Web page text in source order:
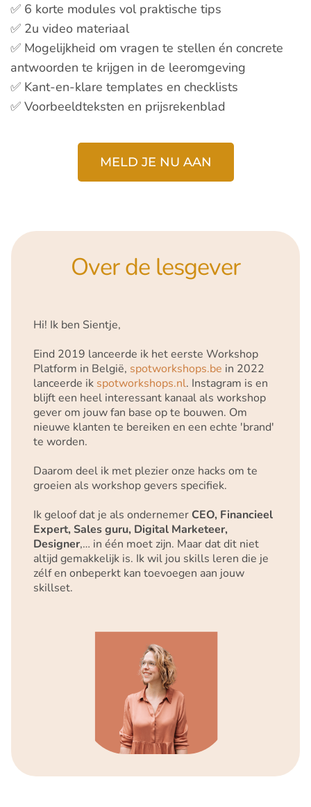
✅ 6 korte modules vol praktische tips
✅ 2u video materiaal
✅ Mogelijkheid om vragen te stellen én concrete
antwoorden te krijgen in de leeromgeving
✅ Kant-en-klare templates en checklists
✅ Voorbeeldteksten en prijsrekenblad
MELD JE NU AAN
Over de lesgever
Hi! Ik ben Sientje,
Eind 2019 lanceerde ik het eerste Workshop
Platform in België, spotworkshops.be in 2022
lanceerde ik spotworkshops.nl. Instagram is en
blijft een heel interessant kanaal als workshop
gever om jouw fan base op te bouwen. Om
nieuwe klanten te bereiken en een echte 'brand'
te worden.
Daarom deel ik met plezier onze hacks om te
groeien als workshop gevers specifiek.
Ik geloof dat je als ondernemer CEO, Financieel
Expert, Sales guru, Digital Marketeer,
Designer,… in één moet zijn. Maar dat dit niet
altijd gemakkelijk is. Ik wil jou skills leren die je
zélf en onbeperkt kan toevoegen aan jouw
skillset.